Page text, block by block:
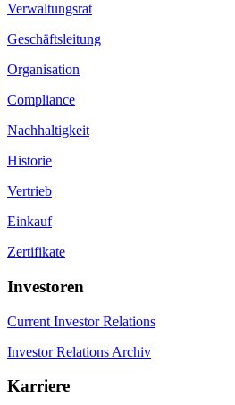
Verwaltungsrat
Geschäftsleitung
Organisation
Compliance
Nachhaltigkeit
Historie
Vertrieb
Einkauf
Zertifikate
Investoren
Current Investor Relations
Investor Relations Archiv
Karriere